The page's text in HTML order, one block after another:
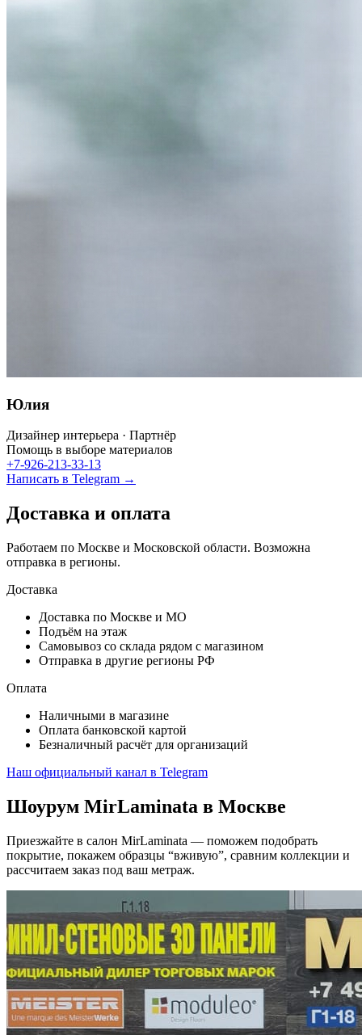
Юлия
Дизайнер интерьера · Партнёр
Помощь в выборе материалов
+7-926-213-33-13
Написать в Telegram →
Доставка и оплата
Работаем по Москве и Московской области. Возможна
отправка в регионы.
Доставка
Доставка по Москве и МО
Подъём на этаж
Самовывоз со склада рядом с магазином
Отправка в другие регионы РФ
Оплата
Наличными в магазине
Оплата банковской картой
Безналичный расчёт для организаций
Наш официальный канал в Telegram
Шоурум MirLaminata в Москве
Приезжайте в салон MirLaminata — поможем подобрать
покрытие, покажем образцы “вживую”, сравним коллекции и
рассчитаем заказ под ваш метраж.